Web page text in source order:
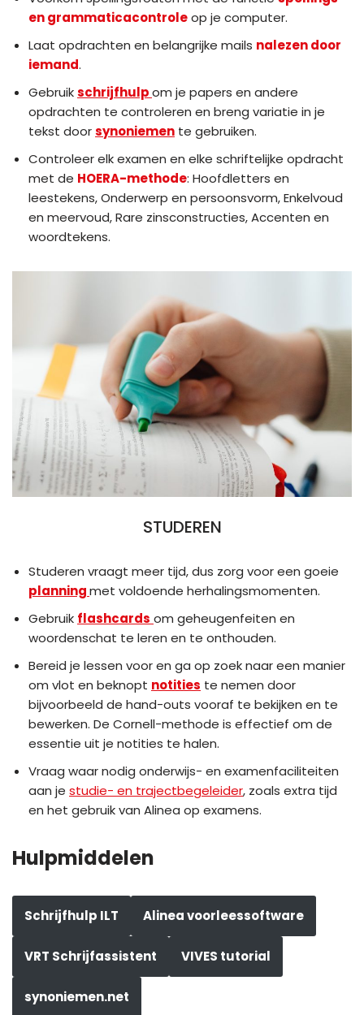
en grammaticacontroleop je computer.
Laat opdrachten en belangrijke mails nalezen door
iemand.
Gebruikschrijfhulpom je papers en andere
opdrachten te controleren en breng variatie in je
tekst doorsynoniemen te gebruiken.
Controleer elk examen en elke schriftelijke opdracht
met de HOERA-methode: Hoofdletters en
leestekens, Onderwerp en persoonsvorm, Enkelvoud
en meervoud, Rare zinsconstructies, Accenten en
woordtekens.
STUDEREN
Studeren vraagt meer tijd, dus zorg voor een goeie
planningmet voldoende herhalingsmomenten.
Gebruik flashcards om geheugenfeiten en
woordenschat te leren en te onthouden.
Bereid je lessen voor en ga op zoek naar een manier
om vlot en beknopt notities te nemen door
bijvoorbeeld de hand-outs vooraf te bekijken en te
bewerken. De Cornell-methode is effectief om de
essentie uit je notities te halen.
Vraag waar nodig onderwijs- en examenfaciliteiten
aan je studie- en trajectbegeleider, zoals extra tijd
en het gebruik van Alinea op examens.
Hulpmiddelen
Schrijfhulp ILT Alinea voorleessoftware
VRT Schrijfassistent VIVES tutorial
synoniemen.net